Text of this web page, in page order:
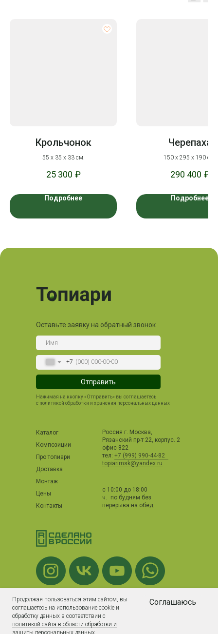
Крольчонок
55 x 35 x 33 см.
25 300 ₽
Подробнее
Черепаха
150 х 295 х 190 см.
290 400 ₽
Подробнее
Оставьте заявку на обратный звонок
+7
Отправить
Нажимая на кнопку «Отправить» вы соглашаетесь
с политикой обработки и хранения персональных данных
Каталог
Композиции
Про топиари
Доставка
Монтаж
Цены
Контакты
с 10:00 до 18:00
ч. по будням без
перерыва на обед
Россия г. Москва,
Рязанский пр-т 22, корпус. 2
офис 822
тел: +7 (999) 990-44-82
topiarimsk@yandex.ru
Политика в отношении обработки и хранения
персональных данных
Продолжая пользоваться этим сайтом, вы
соглашаетесь на использование сookie и
обработку данных в соответствии с
политикой сайта в области обработки и
защиты персональных данных
Соглашаюсь